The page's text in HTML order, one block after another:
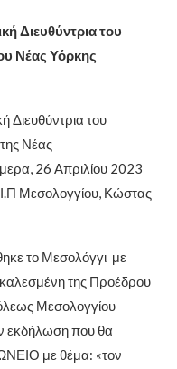
Διευθύντρια του
Νέας Υόρκης
του
Νέας
26 Απριλίου 2023
Μεσολογγίου, Κώστας
το Μεσολόγγι με
της Προέδρου
Μεσολογγίου
εκδήλωση που θα
με θέμα: «τον